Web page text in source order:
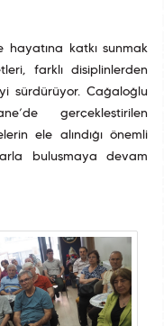
hayatına katkı sunmak
farklı disiplinlerden
sürdürüyor. Cağaloğlu
gerçekleştirilen
ele alındığı önemli
buluşmaya devam